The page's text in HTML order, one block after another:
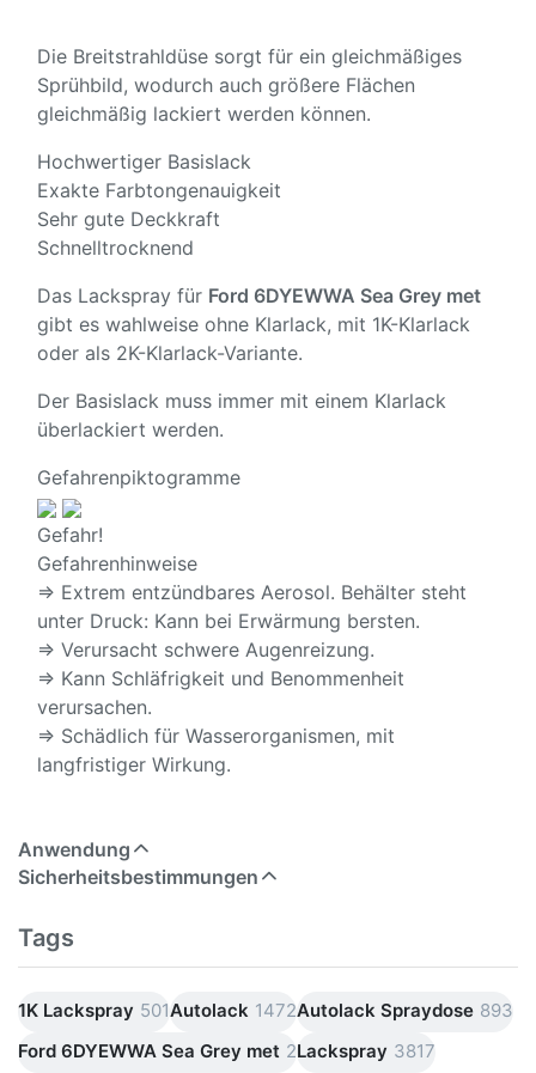
Die Breitstrahldüse sorgt für ein gleichmäßiges
Sprühbild, wodurch auch größere Flächen
gleichmäßig lackiert werden können.
Hochwertiger Basislack
Exakte Farbtongenauigkeit
Sehr gute Deckkraft
Schnelltrocknend
Das Lackspray für Ford 6DYEWWA Sea Grey met
gibt es wahlweise ohne Klarlack, mit 1K-Klarlack
oder als 2K-Klarlack-Variante.
Der Basislack muss immer mit einem Klarlack
überlackiert werden.
Gefahrenpiktogramme
Gefahr!
Gefahrenhinweise
⇒ Extrem entzündbares Aerosol. Behälter steht
unter Druck: Kann bei Erwärmung bersten.
⇒ Verursacht schwere Augenreizung.
⇒ Kann Schläfrigkeit und Benommenheit
verursachen.
⇒ Schädlich für Wasserorganismen, mit
langfristiger Wirkung.
Anwendung
Sicherheitsbestimmungen
Tags
1K Lackspray 501Autolack 1472Autolack Spraydose 893
Ford 6DYEWWA Sea Grey met 2Lackspray 3817